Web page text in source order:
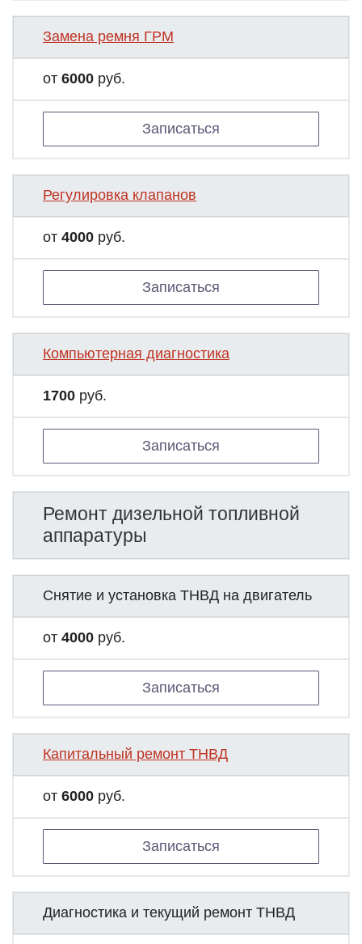
Замена ремня ГРМ
от 6000 руб.
Записаться
Регулировка клапанов
от 4000 руб.
Записаться
Компьютерная диагностика
1700 руб.
Записаться
Ремонт дизельной топливной
аппаратуры
Снятие и установка ТНВД на двигатель
от 4000 руб.
Записаться
Капитальный ремонт ТНВД
от 6000 руб.
Записаться
Диагностика и текущий ремонт ТНВД